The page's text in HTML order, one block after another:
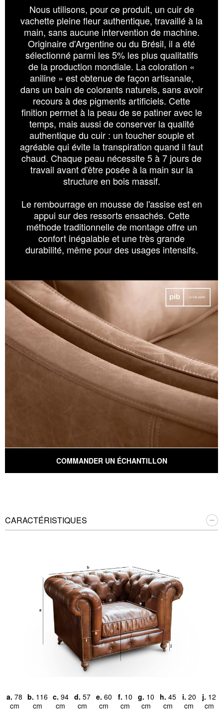
Nous utilisons, pour ce produit, un cuir de
vachette pleine fleur authentique, travaillé à la
main, sans aucune intervention de machine.
Originaire d'Argentine ou du Brésil, il a été
sélectionné parmi les 5% les plus qualitatifs
de la production mondiale. La coloration «
aniline » est obtenue de façon artisanale,
dans un bain de colorants naturels, sans avoir
recours à des pigments artificiels. Cette
finition permet à la peau de se patiner avec le
temps, mais aussi de conserver la qualité
authentique du cuir : un toucher souple et
agréable qui évite la transpiration quand il faut
chaud. Chaque peau nécessite 5 à 7 jours de
travail avant d'être posée à la main sur la
structure en bois massif.
Le rembourrage en mousse de l'assise est en
appui sur des ressorts ensachés. Cette
méthode traditionnelle de montage offre un
confort inégalable et une très grande
durabilité, même pour des usages intensifs.
COMMANDER UN ÉCHANTILLON
CARACTÉRISTIQUES
a. 78
cm
b. 116
cm
c. 94
cm
d. 57
cm
e. 60
cm
f. 10
cm
g. 10
cm
h. 45
cm
i. 20
cm
j. 12
cm